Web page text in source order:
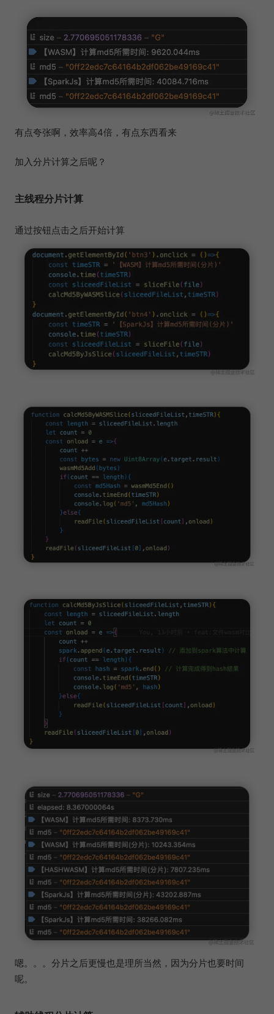
有点夸张啊，效率高4倍，有点东西看来
加入分片计算之后呢？
主线程分片计算
通过按钮点击之后开始计算
嗯。。。分片之后更慢也是理所当然，因为分片也要时间
呢。